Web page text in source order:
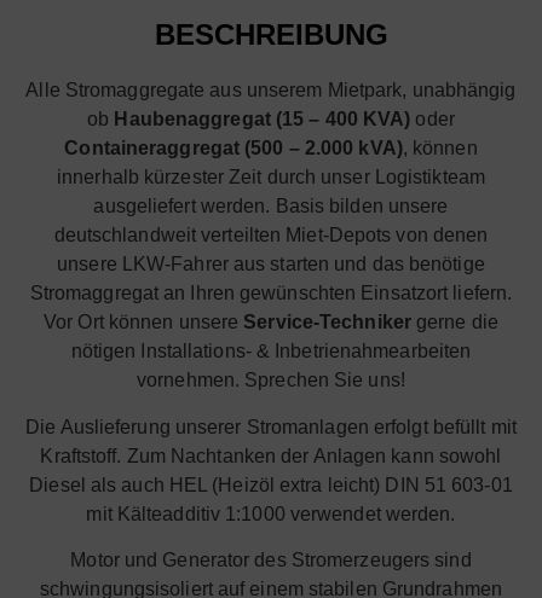
BESCHREIBUNG
Alle Stromaggregate aus unserem Mietpark, unabhängig
ob Haubenaggregat (15 – 400 KVA) oder
Containeraggregat (500 – 2.000 kVA), können
innerhalb kürzester Zeit durch unser Logistikteam
ausgeliefert werden. Basis bilden unsere
deutschlandweit verteilten Miet-Depots von denen
unsere LKW-Fahrer aus starten und das benötige
Stromaggregat an Ihren gewünschten Einsatzort liefern.
Vor Ort können unsere Service-Technikergerne die
nötigen Installations- & Inbetrienahmearbeiten
vornehmen. Sprechen Sie uns!
Die Auslieferung unserer Stromanlagen erfolgt befüllt mit
Kraftstoff. Zum Nachtanken der Anlagen kann sowohl
Diesel als auch HEL (Heizöl extra leicht) DIN 51 603-01
mit Kälteadditiv 1:1000 verwendet werden.
Motor und Generator des Stromerzeugers sind
schwingungsisoliert auf einem stabilen Grundrahmen